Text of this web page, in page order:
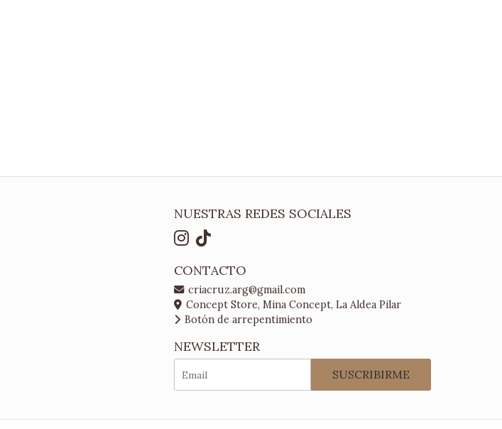
NUESTRAS REDES SOCIALES
CONTACTO
criacruz.arg@gmail.com
Concept Store, Mina Concept, La Aldea Pilar
Botón de arrepentimiento
NEWSLETTER
SUSCRIBIRME